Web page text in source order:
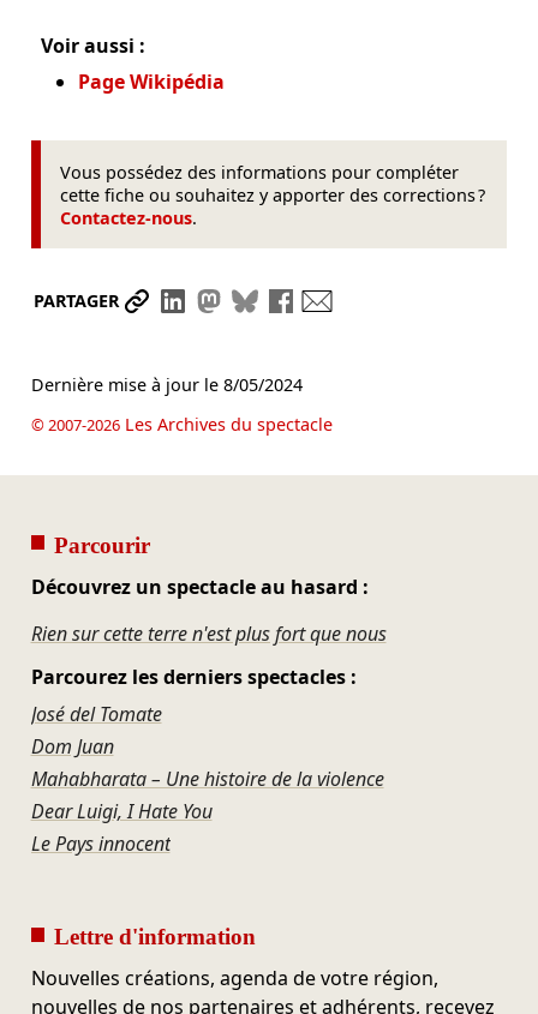
Voir aussi :
Page Wikipédia
Vous possédez des informations pour compléter
cette fiche ou souhaitez y apporter des corrections ?
Contactez-nous.
PARTAGER Partager le lien
Partager sur LinkedIn
Partager sur Mastodon
Partager sur Bluesky
Partager sur Facebook
Dernière mise à jour le 8/05/2024
© 2007-2026Les Archives du spectacle
Parcourir
Découvrez un spectacle au hasard :
Rien sur cette terre n'est plus fort que nous
Parcourez les derniers spectacles :
José del Tomate
Dom Juan
Mahabharata – Une histoire de la violence
Dear Luigi, I Hate You
Le Pays innocent
Lettre d'information
Nouvelles créations, agenda de votre région,
nouvelles de nos partenaires et adhérents, recevez